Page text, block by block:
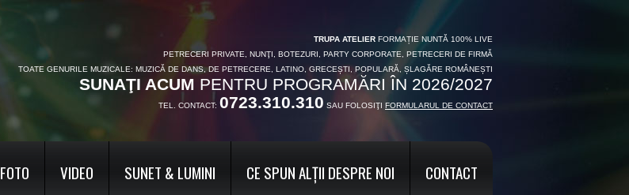
TRUPA ATELIER FORMAȚIE NUNTĂ 100% LIVE
PETRECERI PRIVATE, NUNŢI, BOTEZURI, PARTY CORPORATE, PETRECERI DE FIRMĂ
TOATE GENURILE MUZICALE: MUZICĂ DE DANS, DE PETRECERE, LATINO, GRECEȘTI, POPULARĂ, ȘLAGĂRE ROMÂNEȘTI
SUNAŢI ACUM PENTRU PROGRAMĂRI ÎN 2026/2027
TEL. CONTACT: 0723.310.310 SAU FOLOSIŢI FORMULARUL DE CONTACT
FOTO VIDEO SUNET & LUMINI CE SPUN ALȚII DESPRE NOI CONTACT